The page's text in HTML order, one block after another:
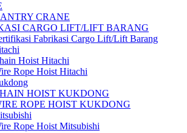
CRANE
CARGO LIFT/LIFT BARANG
Fabrikasi Cargo Lift/Lift Barang
Hoist Hitachi
Rope Hoist Hitachi
HOIST KUKDONG
ROPE HOIST KUKDONG
Rope Hoist Mitsubishi